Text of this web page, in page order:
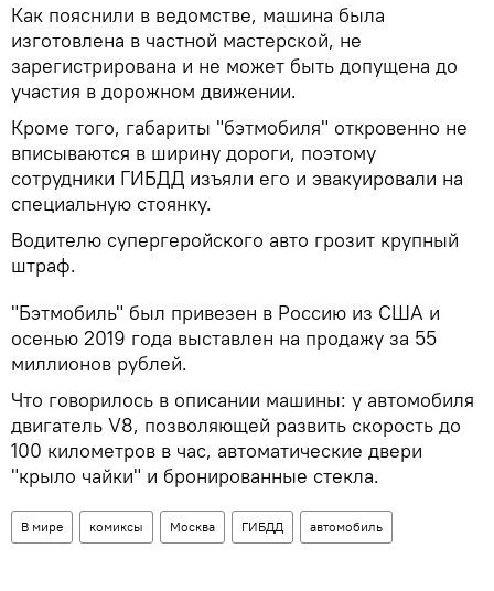
Как пояснили в ведомстве, машина была
изготовлена в частной мастерской, не
зарегистрирована и не может быть допущена до
участия в дорожном движении.
Кроме того, габариты "бэтмобиля" откровенно не
вписываются в ширину дороги, поэтому
сотрудники ГИБДД изъяли его и эвакуировали на
специальную стоянку.
Водителю супергеройского авто грозит крупный
штраф.
"Бэтмобиль" был привезен в Россию из США и
осенью 2019 года выставлен на продажу за 55
миллионов рублей.
Что говорилось в описании машины: у автомобиля
двигатель V8, позволяющей развить скорость до
100 километров в час, автоматические двери
"крыло чайки" и бронированные стекла.
В мире комиксы Москва ГИБДД автомобиль